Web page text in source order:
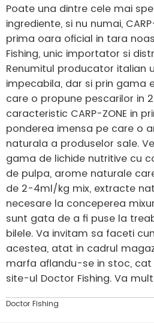
s
a
j
Poate una dintre cele mai
ingrediente, si nu numai,
prima oara oficial in tara
Fishing, unic importator si
Renumitul producator italian
impecabila, dar si prin gama
care o propune pescarilor in
caracteristic CARP-ZONE in
ponderea imensa pe care o
naturala a produselor sale.
gama de lichide nutritive cu
de pulpa, arome naturale
de 2-4ml/kg mix, extracte
necesare la conceperea
sunt gata de a fi puse la
bilele. Va invitam sa faceti
acestea, atat in cadrul
marfa aflandu-se in stoc,
site-ul Doctor Fishing. Va
Doctor Fishing